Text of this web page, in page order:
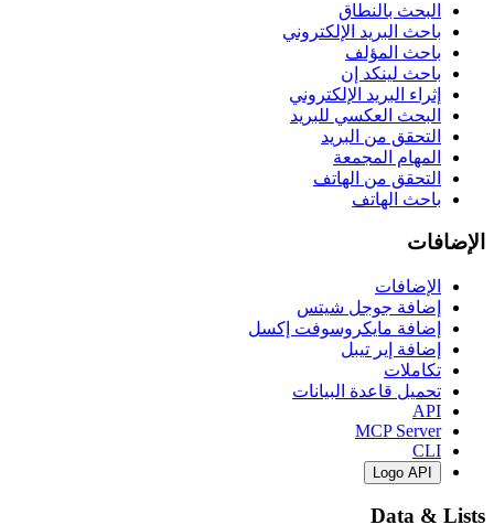
البحث بالنطاق
باحث البريد الإلكتروني
باحث المؤلف
باحث لينكد إن
إثراء البريد الإلكتروني
البحث العكسي للبريد
التحقق من البريد
المهام المجمعة
التحقق من الهاتف
باحث الهاتف
الإضافات
الإضافات
إضافة جوجل شيتس
إضافة مايكروسوفت إكسل
إضافة إير تيبل
تكاملات
تحميل قاعدة البيانات
API
MCP Server
CLI
Logo API
Data & Lists